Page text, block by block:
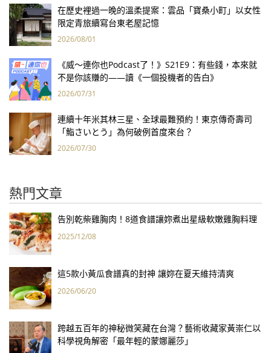
在歷史裡過一晚的溫柔提案：雲品「寶桑小町」以女性
限定青旅續寫台東老屋記憶
2026/08/01
《威～連你也Podcast了！》S21E9：有些錢，本來就
不是你該賺的——讀《一個投機者的告白》
2026/07/31
連續十年米其林三星、全球最難預約！東京傳奇壽司
「鮨さいとう」為何破例首度來台？
2026/07/30
熱門文章
告別乾柴雞胸肉！8道食譜讓妳煮出星級軟嫩雞胸料理
2025/12/08
這5款小黃瓜食譜真的封神 讓妳在夏天維持清爽
2026/06/20
跨越五百年的神秘微笑藏在台灣？藝術收藏家黃崇仁以
科學視角解密「最年輕的蒙娜麗莎」